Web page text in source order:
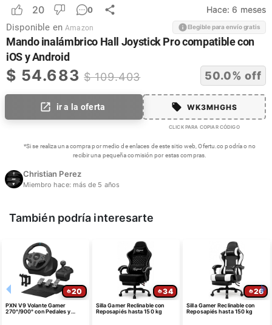
20 0 Hace: 6 meses
Disponible en Amazon Elegible para envío gratis
Mando inalámbrico Hall Joystick Pro compatible con
iOS y Android
$ 54.683 $109.403 50.0% off
ir a la oferta WK3MHGHS
CLICK PARA COPIAR CÓDIGO
*Si se realiza una compra por medio de enlaces de este sitio web, Ofertu.co podría o no
recibir una pequeña comisión por estas compras.
Christian Perez
Miembro hace: más de 5 años
También podría interesarte
20
PXN V9 Volante Gamer
270°/900° con Pedales y
34
Silla Gamer Reclinable con
Reposapiés hasta 150 kg
26
Silla Gamer Reclinable con
Reposapiés hasta 150 kg